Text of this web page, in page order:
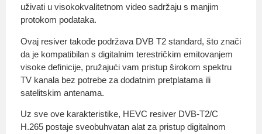
uživati u visokokvalitetnom video sadržaju s manjim
protokom podataka.
Ovaj resiver takođe podržava DVB T2 standard, što znači
da je kompatibilan s digitalnim terestričkim emitovanjem
visoke definicije, pružajući vam pristup širokom spektru
TV kanala bez potrebe za dodatnim pretplatama ili
satelitskim antenama.
Uz sve ove karakteristike, HEVC resiver DVB-T2/C
H.265 postaje sveobuhvatan alat za pristup digitalnom